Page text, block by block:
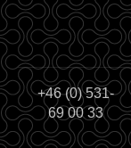
+46 (0) 531-
69 00 33